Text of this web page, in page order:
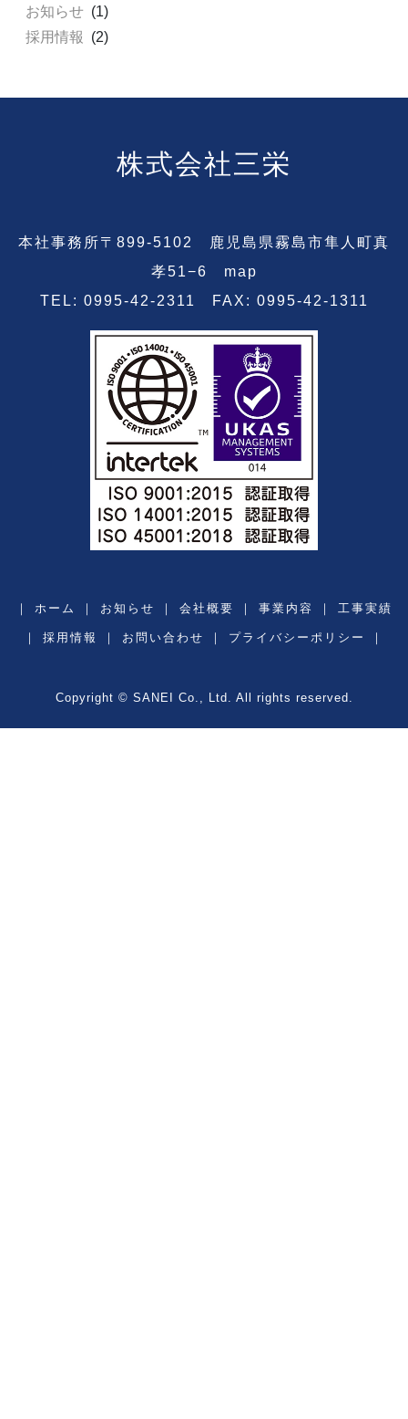
お知らせ (1)
採用情報
(2)
株式会社三栄
本社事務所〒899-5102 鹿児島県霧島市隼人町真
孝51−6 map
TEL: 0995-42-2311 FAX: 0995-42-1311
｜ ホーム ｜ お知らせ ｜ 会社概要 ｜ 事業内容 ｜ 工事実績
｜ 採用情報 ｜ お問い合わせ ｜ プライバシーポリシー ｜
Copyright © SANEI Co., Ltd. All rights reserved.